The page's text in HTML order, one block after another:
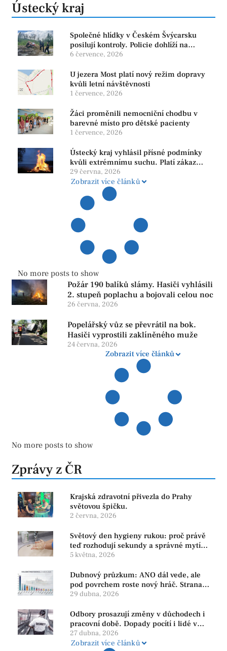
Ústecký kraj
Společné hlídky v Českém Švýcarsku
posilují kontroly. Policie dohlíží na
bezpečnost i ochranu přírody
6 července, 2026
U jezera Most platí nový režim dopravy
kvůli letní návštěvnosti
1 července, 2026
Žáci proměnili nemocniční chodbu v
barevné místo pro dětské pacienty
1 července, 2026
Ústecký kraj vyhlásil přísné podmínky
kvůli extrémnímu suchu. Platí zákaz
ohňů i pyrotechniky
29 června, 2026
Zobrazit více článků
No more posts to show
Požár 190 balíků slámy. Hasiči vyhlásili
2. stupeň poplachu a bojovali celou noc
26 června, 2026
Popelářský vůz se převrátil na bok.
Hasiči vyprostili zaklíněného muže
24 června, 2026
Zobrazit více článků
No more posts to show
Zprávy z ČR
Krajská zdravotní přivezla do Prahy
světovou špičku.
2 června, 2026
Světový den hygieny rukou: proč právě
teď rozhodují sekundy a správné mytí
rukou
5 května, 2026
Dubnový průzkum: ANO dál vede, ale
pod povrchem roste nový hráč. Strana
PRO se drží nejvýš mezi menšími
29 dubna, 2026
Odbory prosazují změny v důchodech i
pracovní době. Dopady pocítí i lidé v
našem regionu
27 dubna, 2026
Zobrazit více článků